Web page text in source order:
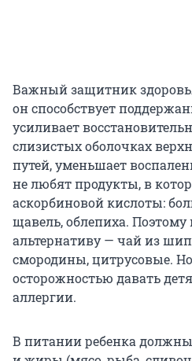
Важный защитник
он способствует
усиливает
слизистых оболочках
путей, уменьшает
не любят продукты, в
аскорбиновой кислоты:
щавель, облепиха.
альтернативу — чай из
смородины, цитрусовые.
осторожностью давать
аллергии.
В питании ребенка должны